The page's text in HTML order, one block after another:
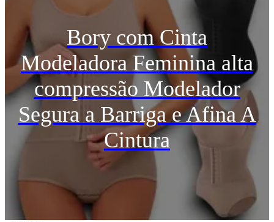
Bory com Cinta
Modeladora Feminina alta
compressão Modelador
Segura a Barriga e Afina A
Cintura